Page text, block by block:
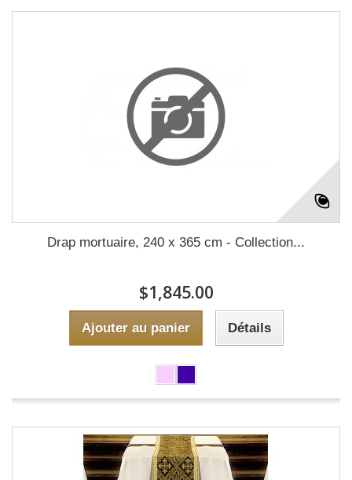
Drap mortuaire, 240 x 365 cm - Collection...
$1,845.00
Ajouter au panier Détails